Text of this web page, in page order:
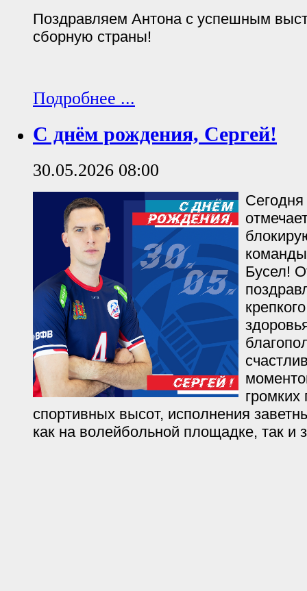
Поздравляем Антона с успешным
сборную страны!
Подробнее ...
С днём рождения, Сергей!
30.05.2026 08:00
Бусел!
спортивных высот, исполнения
как на волейбольной площадке, так и